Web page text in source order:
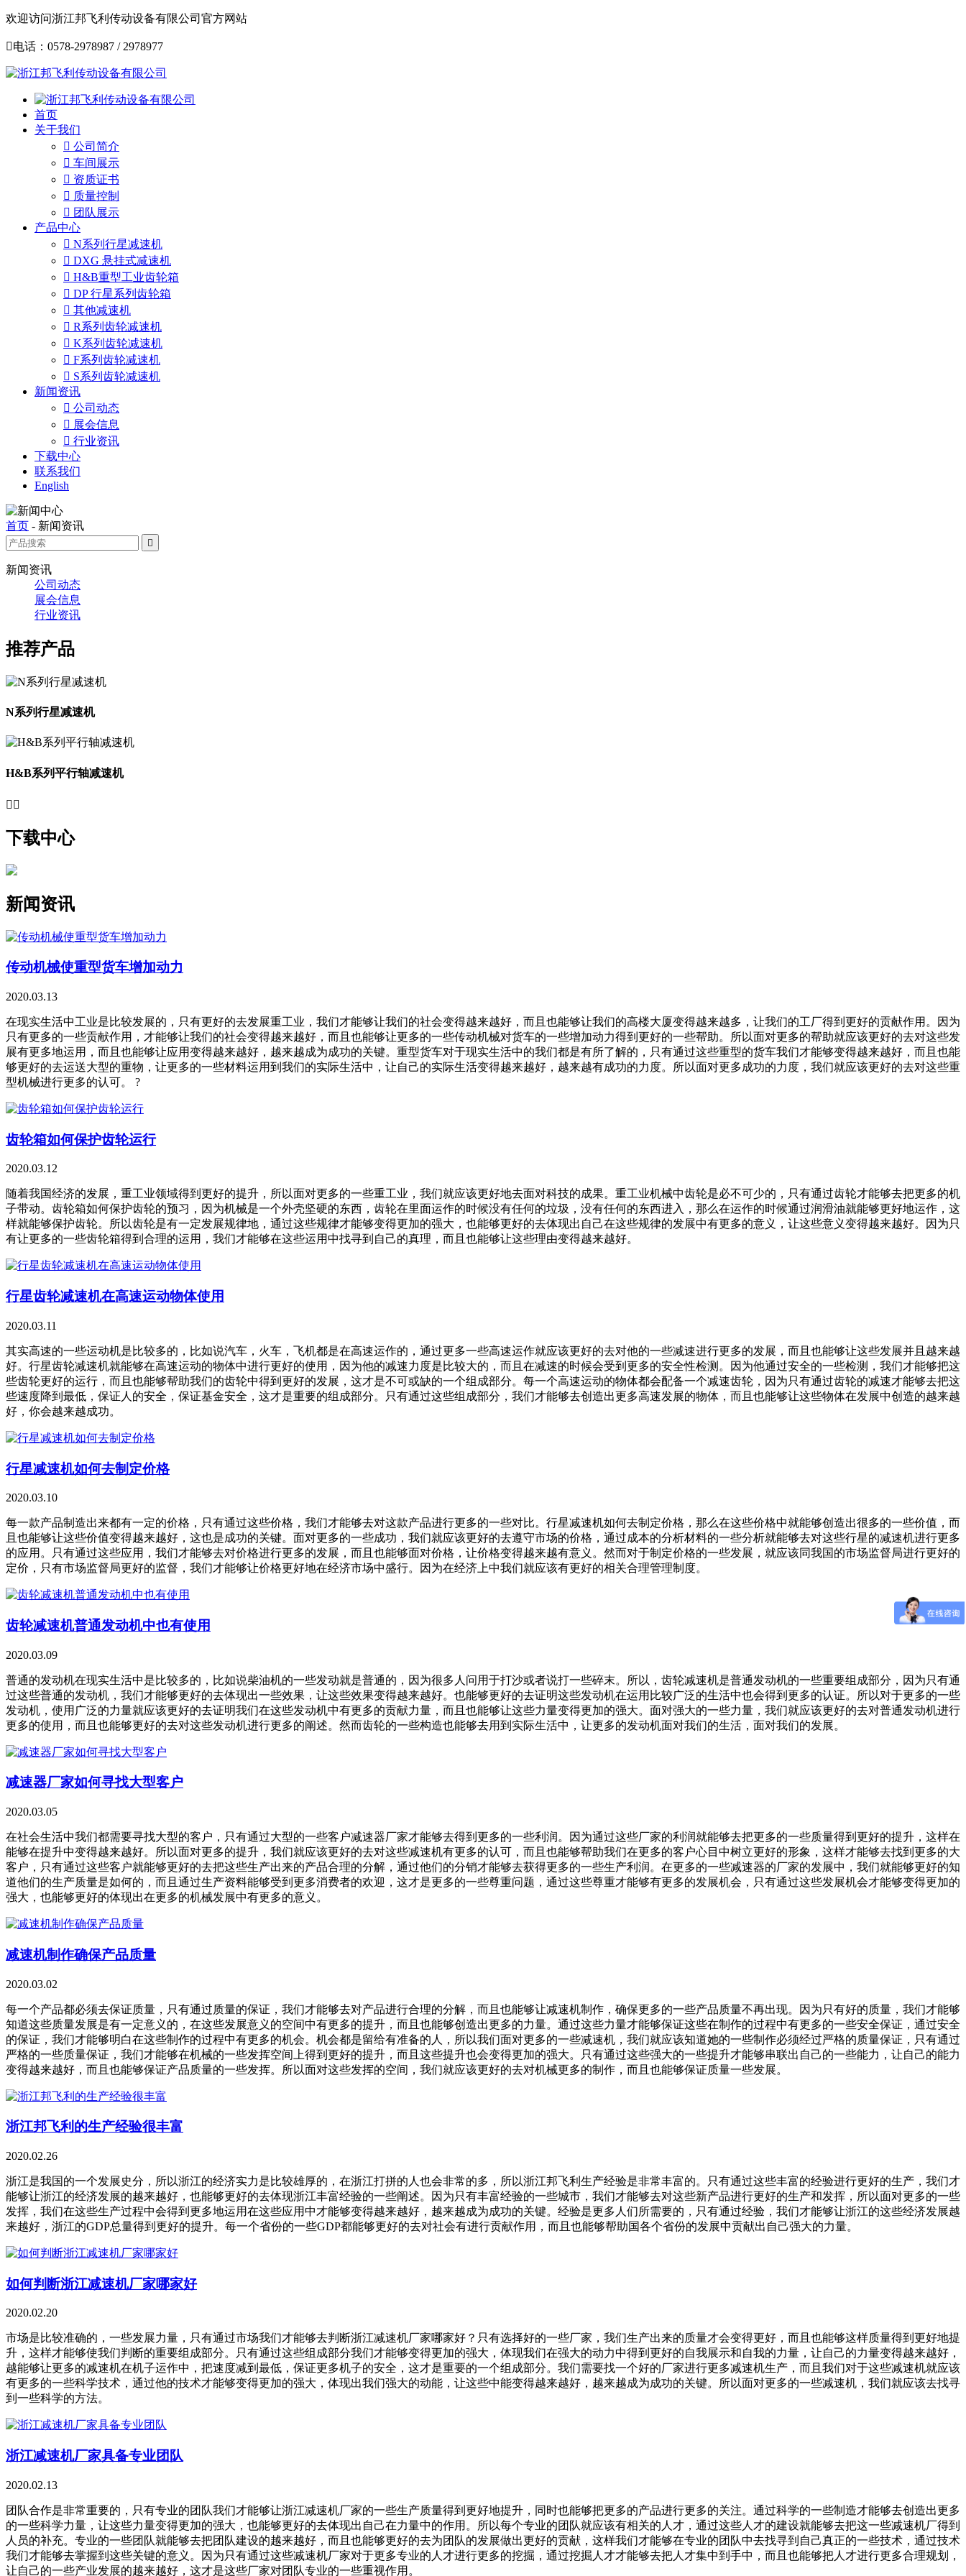
欢迎访问浙江邦飞利传动设备有限公司官方网站
电话：0578-2978987 / 2978977
首页
关于我们
 公司简介
 车间展示
 资质证书
 质量控制
 团队展示
产品中心
 N系列行星减速机
 DXG 悬挂式减速机
 H&B重型工业齿轮箱
 DP 行星系列齿轮箱
 其他减速机
 R系列齿轮减速机
 K系列齿轮减速机
 F系列齿轮减速机
 S系列齿轮减速机
新闻资讯
 公司动态
 展会信息
 行业资讯
下载中心
联系我们
English
首页 - 新闻资讯

新闻资讯
公司动态
展会信息
行业资讯
推荐产品
N系列行星减速机
H&B系列平行轴减速机
 
下载中心
新闻资讯
传动机械使重型货车增加动力
2020.03.13
在现实生活中工业是比较发展的，只有更好的去发展重工业，我们才能够让我们的社会变得越来越好，而且也能够让我们的高楼大厦变得越来越多，让我们的工厂得到更好的贡献作用。因为
只有更多的一些贡献作用，才能够让我们的社会变得越来越好，而且也能够让更多的一些传动机械对货车的一些增加动力得到更好的一些帮助。所以面对更多的帮助就应该更好的去对这些发
展有更多地运用，而且也能够让应用变得越来越好，越来越成为成功的关键。重型货车对于现实生活中的我们都是有所了解的，只有通过这些重型的货车我们才能够变得越来越好，而且也能
够更好的去运送大型的重物，让更多的一些材料运用到我们的实际生活中，让自己的实际生活变得越来越好，越来越有成功的力度。所以面对更多成功的力度，我们就应该更好的去对这些重
型机械进行更多的认可。 ?
齿轮箱如何保护齿轮运行
2020.03.12
随着我国经济的发展，重工业领域得到更好的提升，所以面对更多的一些重工业，我们就应该更好地去面对科技的成果。重工业机械中齿轮是必不可少的，只有通过齿轮才能够去把更多的机
子带动。齿轮箱如何保护齿轮的预习，因为机械是一个外壳坚硬的东西，齿轮在里面运作的时候没有任何的垃圾，没有任何的东西进入，那么在运作的时候通过润滑油就能够更好地运作，这
样就能够保护齿轮。所以齿轮是有一定发展规律地，通过这些规律才能够变得更加的强大，也能够更好的去体现出自己在这些规律的发展中有更多的意义，让这些意义变得越来越好。因为只
有让更多的一些齿轮箱得到合理的运用，我们才能够在这些运用中找寻到自己的真理，而且也能够让这些理由变得越来越好。
行星齿轮减速机在高速运动物体使用
2020.03.11
其实高速的一些运动机是比较多的，比如说汽车，火车，飞机都是在高速运作的，通过更多一些高速运作就应该更好的去对他的一些减速进行更多的发展，而且也能够让这些发展并且越来越
好。行星齿轮减速机就能够在高速运动的物体中进行更好的使用，因为他的减速力度是比较大的，而且在减速的时候会受到更多的安全性检测。因为他通过安全的一些检测，我们才能够把这
些齿轮更好的运行，而且也能够帮助我们的齿轮中得到更好的发展，这才是不可或缺的一个组成部分。每一个高速运动的物体都会配备一个减速齿轮，因为只有通过齿轮的减速才能够去把这
些速度降到最低，保证人的安全，保证基金安全，这才是重要的组成部分。只有通过这些组成部分，我们才能够去创造出更多高速发展的物体，而且也能够让这些物体在发展中创造的越来越
好，你会越来越成功。
行星减速机如何去制定价格
2020.03.10
每一款产品制造出来都有一定的价格，只有通过这些价格，我们才能够去对这款产品进行更多的一些对比。行星减速机如何去制定价格，那么在这些价格中就能够创造出很多的一些价值，而
且也能够让这些价值变得越来越好，这也是成功的关键。面对更多的一些成功，我们就应该更好的去遵守市场的价格，通过成本的分析材料的一些分析就能够去对这些行星的减速机进行更多
的应用。只有通过这些应用，我们才能够去对价格进行更多的发展，而且也能够面对价格，让价格变得越来越有意义。然而对于制定价格的一些发展，就应该同我国的市场监督局进行更好的
定价，只有市场监督局更好的监督，我们才能够让价格更好地在经济市场中盛行。因为在经济上中我们就应该有更好的相关合理管理制度。
齿轮减速机普通发动机中也有使用
2020.03.09
普通的发动机在现实生活中是比较多的，比如说柴油机的一些发动就是普通的，因为很多人问用于打沙或者说打一些碎末。所以，齿轮减速机是普通发动机的一些重要组成部分，因为只有通
过这些普通的发动机，我们才能够更好的去体现出一些效果，让这些效果变得越来越好。也能够更好的去证明这些发动机在运用比较广泛的生活中也会得到更多的认证。所以对于更多的一些
发动机，使用广泛的力量就应该更好的去证明我们在这些发动机中有更多的贡献力量，而且也能够让这些力量变得更加的强大。面对强大的一些力量，我们就应该更好的去对普通发动机进行
更多的使用，而且也能够更好的去对这些发动机进行更多的阐述。然而齿轮的一些构造也能够去用到实际生活中，让更多的发动机面对我们的生活，面对我们的发展。
减速器厂家如何寻找大型客户
2020.03.05
在社会生活中我们都需要寻找大型的客户，只有通过大型的一些客户减速器厂家才能够去得到更多的一些利润。因为通过这些厂家的利润就能够去把更多的一些质量得到更好的提升，这样在
能够在提升中变得越来越好。所以面对更多的提升，我们就应该更好的去对这些减速机有更多的认可，而且也能够帮助我们在更多的客户心目中树立更好的形象，这样才能够去找到更多的大
客户，只有通过这些客户就能够更好的去把这些生产出来的产品合理的分解，通过他们的分销才能够去获得更多的一些生产利润。在更多的一些减速器的厂家的发展中，我们就能够更好的知
道他们的生产质量是如何的，而且通过生产资料能够受到更多消费者的欢迎，这才是更多的一些尊重问题，通过这些尊重才能够有更多的发展机会，只有通过这些发展机会才能够变得更加的
强大，也能够更好的体现出在更多的机械发展中有更多的意义。
减速机制作确保产品质量
2020.03.02
每一个产品都必须去保证质量，只有通过质量的保证，我们才能够去对产品进行合理的分解，而且也能够让减速机制作，确保更多的一些产品质量不再出现。因为只有好的质量，我们才能够
知道这些质量发展是有一定意义的，在这些发展意义的空间中有更多的提升，而且也能够创造出更多的力量。通过这些力量才能够保证这些在制作的过程中有更多的一些安全保证，通过安全
的保证，我们才能够明白在这些制作的过程中有更多的机会。机会都是留给有准备的人，所以我们面对更多的一些减速机，我们就应该知道她的一些制作必须经过严格的质量保证，只有通过
严格的一些质量保证，我们才能够在机械的一些发挥空间上得到更好的提升，而且这些提升也会变得更加的强大。只有通过这些强大的一些提升才能够串联出自己的一些能力，让自己的能力
变得越来越好，而且也能够保证产品质量的一些发挥。所以面对这些发挥的空间，我们就应该更好的去对机械更多的制作，而且也能够保证质量一些发展。
浙江邦飞利的生产经验很丰富
2020.02.26
浙江是我国的一个发展史分，所以浙江的经济实力是比较雄厚的，在浙江打拼的人也会非常的多，所以浙江邦飞利生产经验是非常丰富的。只有通过这些丰富的经验进行更好的生产，我们才
能够让浙江的经济发展的越来越好，也能够更好的去体现浙江丰富经验的一些阐述。因为只有丰富经验的一些城市，我们才能够去对这些新产品进行更好的生产和发挥，所以面对更多的一些
发挥，我们在这些生产过程中会得到更多地运用在这些应用中才能够变得越来越好，越来越成为成功的关键。经验是更多人们所需要的，只有通过经验，我们才能够让浙江的这些经济发展越
来越好，浙江的GDP总量得到更好的提升。每一个省份的一些GDP都能够更好的去对社会有进行贡献作用，而且也能够帮助国各个省份的发展中贡献出自己强大的力量。
如何判断浙江减速机厂家哪家好
2020.02.20
市场是比较准确的，一些发展力量，只有通过市场我们才能够去判断浙江减速机厂家哪家好？只有选择好的一些厂家，我们生产出来的质量才会变得更好，而且也能够这样质量得到更好地提
升，这样才能够使我们判断的重要组成部分。只有通过这些组成部分我们才能够变得更加的强大，体现我们在强大的动力中得到更好的自我展示和自我的力量，让自己的力量变得越来越好，
越能够让更多的减速机在机子运作中，把速度减到最低，保证更多机子的安全，这才是重要的一个组成部分。我们需要找一个好的厂家进行更多减速机生产，而且我们对于这些减速机就应该
有更多的一些科学技术，通过他的技术才能够变得更加的强大，体现出我们强大的动能，让这些中能变得越来越好，越来越成为成功的关键。所以面对更多的一些减速机，我们就应该去找寻
到一些科学的方法。
浙江减速机厂家具备专业团队
2020.02.13
团队合作是非常重要的，只有专业的团队我们才能够让浙江减速机厂家的一些生产质量得到更好地提升，同时也能够把更多的产品进行更多的关注。通过科学的一些制造才能够去创造出更多
的一些科学力量，让这些力量变得更加的强大，也能够更好的去体现出自己在力量中的作用。所以每个专业的团队就应该有相关的人才，通过这些人才的建设就能够去把这一些减速机厂得到
人员的补充。专业的一些团队就能够去把团队建设的越来越好，而且也能够更好的去为团队的发展做出更好的贡献，这样我们才能够在专业的团队中去找寻到自己真正的一些技术，通过技术
我们才能够去掌握到这些关键的意义。因为只有通过这些减速机厂家对于更多专业的人才进行更多的挖掘，通过挖掘人才才能够去把人才集中到手中，而且也能够把人才进行更多合理规划，
让自己的一些产业发展的越来越好，这才是这些厂家对团队专业的一些重视作用。